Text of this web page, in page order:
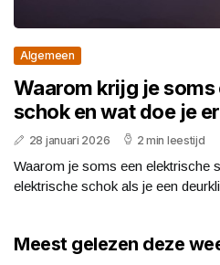
Algemeen
Waarom krijg je
schok en wat doe je
28 januari 2026 2 min leestijd
Waarom je soms een elektrische
elektrische schok als je een
Meest gelezen deze